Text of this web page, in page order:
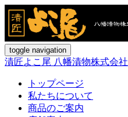
toggle navigation
漬匠よこ尾 八幡漬物株式会社
トップページ
私たちについて
商品のご案内